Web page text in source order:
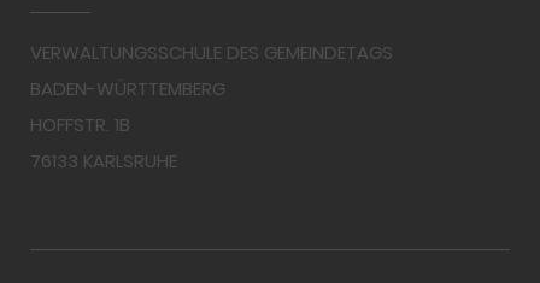
VERWALTUNGSSCHULE DES GEMEINDETAGS
BADEN-WÜRTTEMBERG
HOFFSTR. 1B
76133 KARLSRUHE